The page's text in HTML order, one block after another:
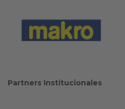
Partners Institucionales